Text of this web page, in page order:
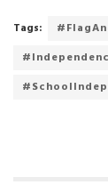
c
b
o
i
t
e
a
l
Tags: